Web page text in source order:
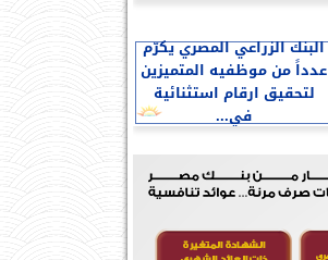
البنك الزراعي المصري يكرّم
عدداً من موظفيه المتميزين
لتحقيق ارقام استثنائية
في...